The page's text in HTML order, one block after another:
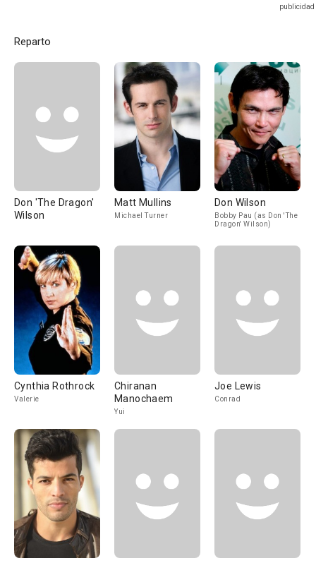
Reparto
Don 'The Dragon'
Wilson
Matt Mullins
Michael Turner
Don Wilson
Bobby Pau (as Don 'The
Dragon' Wilson)
Cynthia Rothrock
Valerie
Chiranan
Manochaem
Yui
Joe Lewis
Conrad